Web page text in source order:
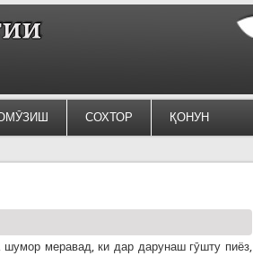
СОХТОР ҚОНУН
меравад, ки дар дарунаш гӯшту пиёз,